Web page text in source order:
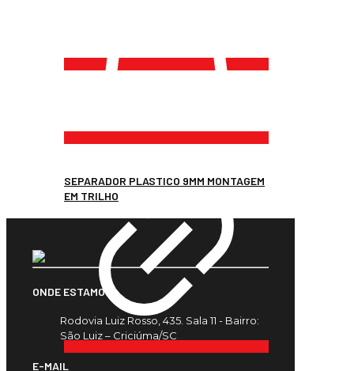
SEPARADOR PLASTICO 9MM MONTAGEM
EM TRILHO
ONDE ESTAMOS
Rodovia Luiz Rosso, 435. Sala 11 - Bairro:
São Luiz – Criciúma/SC
E-MAIL